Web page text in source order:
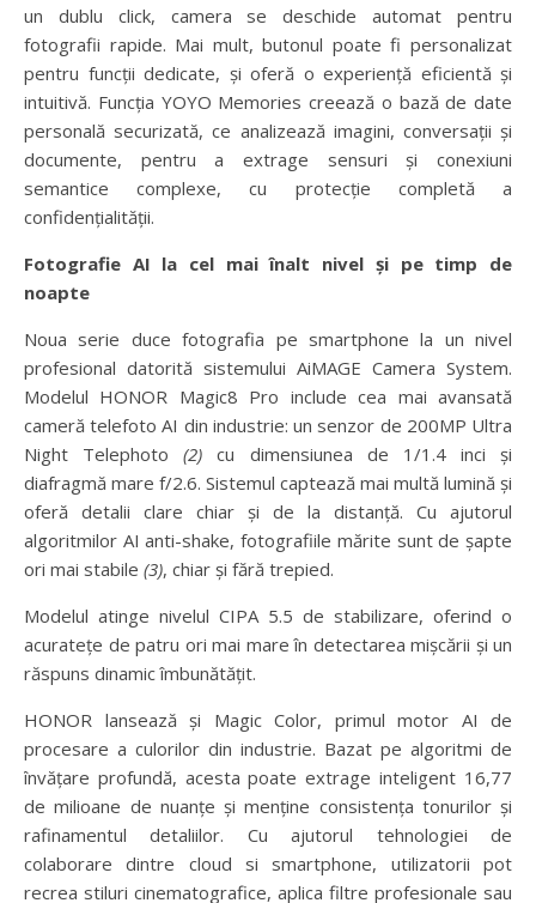
un dublu click, camera se deschide automat pentru
fotografii rapide. Mai mult, butonul poate fi personalizat
pentru funcții dedicate, și oferă o experiență eficientă și
intuitivă. Funcția YOYO Memories creează o bază de date
personală securizată, ce analizează imagini, conversații și
documente, pentru a extrage sensuri și conexiuni
semantice complexe, cu protecție completă a
confidențialității.
Fotografie AI la cel mai înalt nivel și pe timp de
noapte
Noua serie duce fotografia pe smartphone la un nivel
profesional datorită sistemului AiMAGE Camera System.
Modelul HONOR Magic8 Pro include cea mai avansată
cameră telefoto AI din industrie: un senzor de 200MP Ultra
Night Telephoto(2) cu dimensiunea de 1/1.4 inci și
diafragmă mare f/2.6. Sistemul captează mai multă lumină și
oferă detalii clare chiar și de la distanță. Cu ajutorul
algoritmilor AI anti-shake, fotografiile mărite sunt de șapte
ori mai stabile (3), chiar și fără trepied.
Modelul atinge nivelul CIPA 5.5 de stabilizare, oferind o
acuratețe de patru ori mai mare în detectarea mișcării și un
răspuns dinamic îmbunătățit.
HONOR lansează și Magic Color, primul motor AI de
procesare a culorilor din industrie. Bazat pe algoritmi de
învățare profundă, acesta poate extrage inteligent 16,77
de milioane de nuanțe și menține consistența tonurilor și
rafinamentul detaliilor. Cu ajutorul tehnologiei de
colaborare dintre cloud si smartphone, utilizatorii pot
recrea stiluri cinematografice, aplica filtre profesionale sau